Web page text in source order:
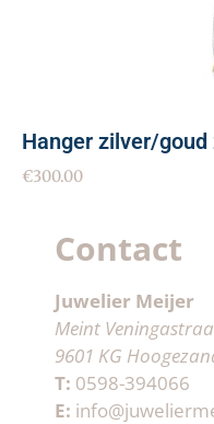
Hanger zilver/goud
€300.00
Contact
Juwelier Meijer
Meint
9601 KG
T: 0598-394066
E: